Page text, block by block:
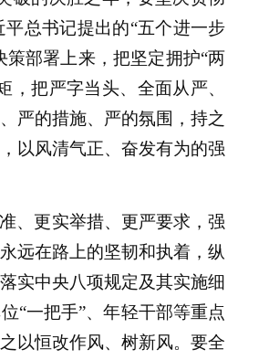
总书记提出的“五个进一步
部署上来，把坚定拥护“两
，把严字当头、全面从严、
严的措施、严的氛围，持之
以风清气正、奋发有为的强
、更实举措、更严要求，强
远在路上的坚韧和执着，纵
实中央八项规定及其实施细
“一把手”、年轻干部等重点
以恒改作风、树新风。要全